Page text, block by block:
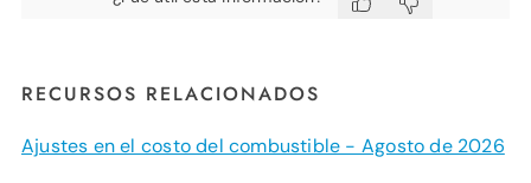
RECURSOS RELACIONADOS
Ajustes en el costo del combustible - Agosto de 2026